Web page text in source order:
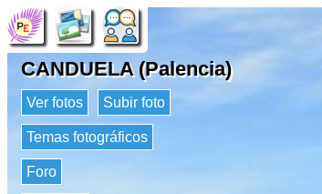
CANDUELA (Palencia)
Ver fotos Subir foto
Temas fotográficos
Foro